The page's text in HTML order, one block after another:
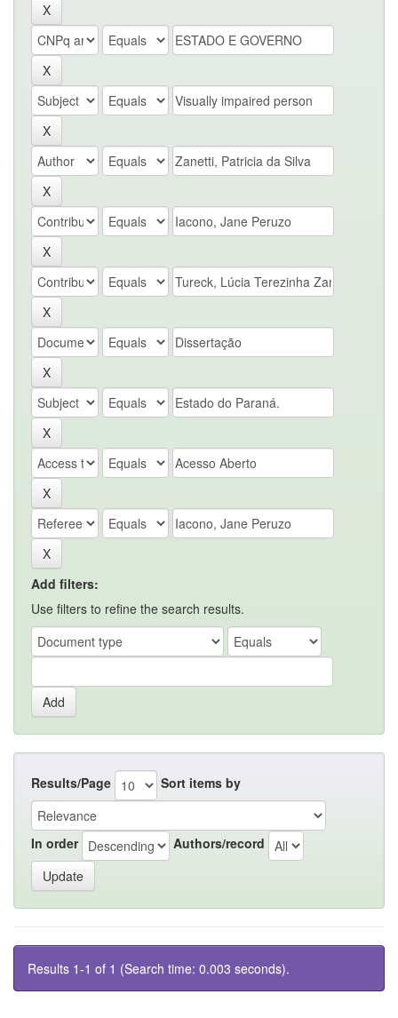
Add filters:
Use filters to refine the search results.
Results/Page Sort items by
In order Authors/record
Results 1-1 of 1 (Search time: 0.003 seconds).